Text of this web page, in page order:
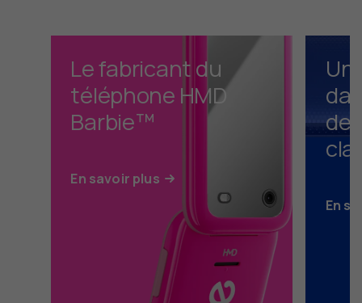
Le fabricant du
téléphone HMD
Barbie™
En savoir plus
Un
En